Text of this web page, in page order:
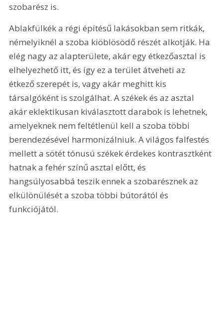
szobarész is.
Ablakfülkék a régi építésű lakásokban sem ritkák,
némelyiknél a szoba kiöblösödő részét alkotják. Ha
elég nagy az alapterülete, akár egy étkezőasztal is
elhelyezhető itt, és így ez a terület átveheti az
étkező szerepét is, vagy akár meghitt kis
társalgóként is szolgálhat. A székek és az asztal
akár eklektikusan kiválasztott darabok is lehetnek,
amelyeknek nem feltétlenül kell a szoba többi
berendezésével harmonizálniuk. A világos falfestés
mellett a sötét tónusú székek érdekes kontrasztként
hatnak a fehér színű asztal előtt, és
hangsúlyosabbá teszik ennek a szobarésznek az
elkülönülését a szoba többi bútorától és
funkciójától.